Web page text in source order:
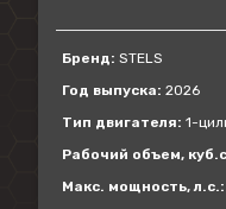
Бренд: STELS
Год выпуска: 2026
Тип двигателя: 1-
Рабочий объем,
Макс. мощность, л.с.: